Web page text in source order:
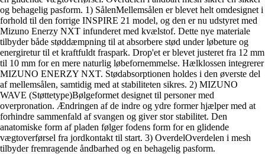
og behagelig pasform. 1) SålenMellemsålen er blevet helt omdesignet i
forhold til den forrige INSPIRE 21 model, og den er nu udstyret med
Mizuno Enerzy NXT infunderet med kvælstof. Dette nye materiale
tilbyder både støddæmpning til at absorbere stød under løbeture og
energiretur til et kraftfuldt fraspark. Drop'et er blevet justeret fra 12 mm
til 10 mm for en mere naturlig løbefornemmelse. Hælklossen integrerer
MIZUNO ENERZY NXT. Stødabsorptionen holdes i den øverste del
af mellemsålen, samtidig med at stabiliteten sikres. 2) MIZUNO
WAVE (Støttetype)Bølgeformet designet til personer med
overpronation. Ændringen af de indre og ydre former hjælper med at
forhindre sammenfald af svangen og giver stor stabilitet. Den
anatomiske form af pladen følger fodens form for en glidende
vægtoverførsel fra jordkontakt til start. 3) OverdelOverdelen i mesh
tilbyder fremragende åndbarhed og en behagelig pasform.